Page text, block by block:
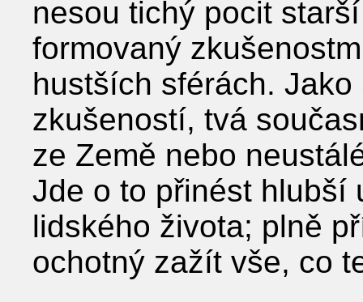
nesou tichý pocit
formovaný
hustších sférách.
zkušeností, tvá
ze Země nebo
Jde o to přinést hlubší
lidského života; plně
ochotný zažít vše, co